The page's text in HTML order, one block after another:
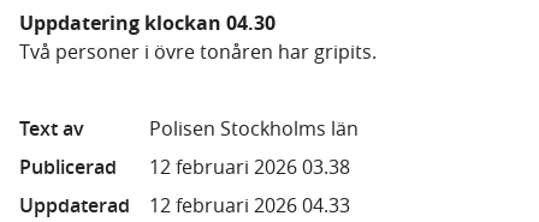
Uppdatering klockan 04.30
Två personer i övre tonåren har gripits.
Text av
Polisen Stockholms län
Publicerad
12 februari 2026 03.38
Uppdaterad
12 februari 2026 04.33